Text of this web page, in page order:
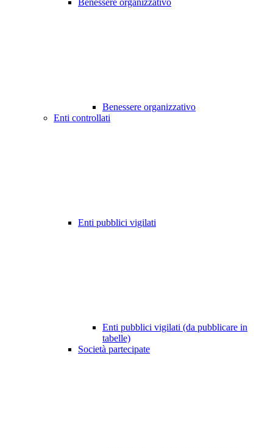
Benessere organizzativo
Benessere organizzativo
Enti controllati
Enti pubblici vigilati
Enti pubblici vigilati (da pubblicare in
tabelle)
Società partecipate